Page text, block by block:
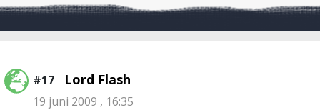
#17 Lord Flash
19 juni 2009 , 16:35